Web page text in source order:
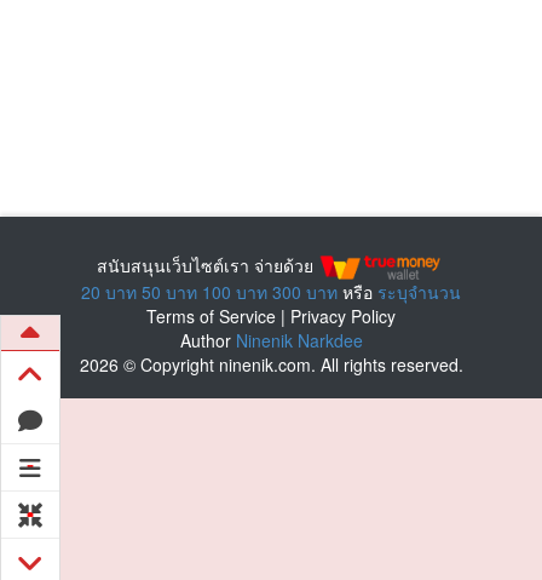
สนับสนุนเว็บไซต์เรา จ่ายด้วย
20 บาท 50 บาท 100 บาท 300 บาท หรือ ระบุจำนวน
Terms of Service | Privacy Policy
Author Ninenik Narkdee
2026 © Copyright ninenik.com. All rights reserved.